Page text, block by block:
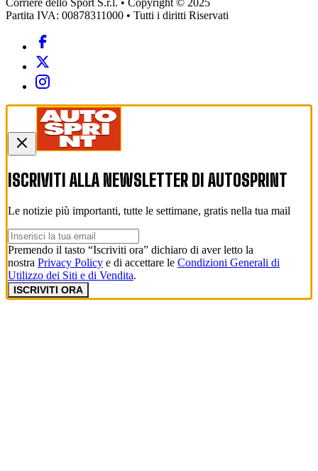
Corriere dello Sport S.r.l. • Copyright © 2025
Partita IVA: 00878311000 • Tutti i diritti Riservati
ISCRIVITI ALLA NEWSLETTER DI AUTOSPRINT
Le notizie più importanti, tutte le settimane, gratis nella tua mail
Premendo il tasto “Iscriviti ora” dichiaro di aver letto la
nostra Privacy Policy e di accettare le Condizioni Generali di
Utilizzo dei Siti e di Vendita.
ISCRIVITI ORA